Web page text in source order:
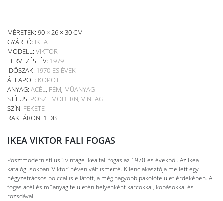
MÉRETEK: 90 × 26 × 30 CM
GYÁRTÓ: IKEA
MODELL: VIKTOR
TERVEZÉSI ÉV: 1979
IDŐSZAK: 1970-ES ÉVEK
ÁLLAPOT: KOPOTT
ANYAG: ACÉL, FÉM, MŰANYAG
STÍLUS: POSZT MODERN, VINTAGE
SZÍN: FEKETE
RAKTÁRON: 1 DB
IKEA VIKTOR FALI FOGAS
Posztmodern stílusú vintage Ikea fali fogas az 1970-es évekből. Az Ikea
katalógusokban ‘Viktor’ néven vált ismerté. Kilenc akasztója mellett egy
négyzetrácsos polccal is ellátott, a még nagyobb pakolófelület érdekében. A
fogas acél és műanyag felületén helyenként karcokkal, kopásokkal és
rozsdával.